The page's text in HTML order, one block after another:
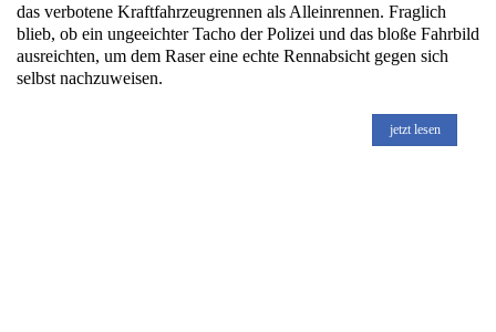
das verbotene Kraftfahrzeugrennen als Alleinrennen. Fraglich
blieb, ob ein ungeeichter Tacho der Polizei und das bloße Fahrbild
ausreichten, um dem Raser eine echte Rennabsicht gegen sich
selbst nachzuweisen.
jetzt lesen